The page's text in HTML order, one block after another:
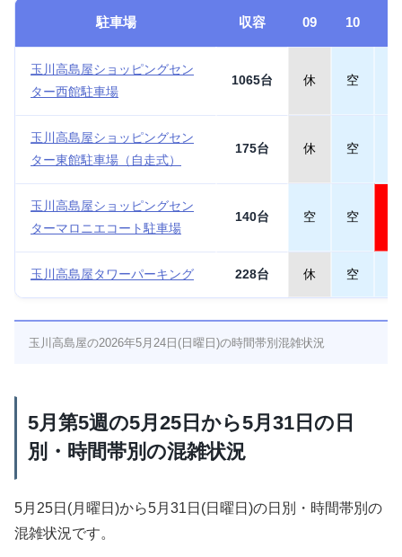
駐車場 収容 09 10
玉川高島屋ショッピングセン
ター西館駐車場
1065台 休 空
玉川高島屋ショッピングセン
ター東館駐車場（自走式）
175台 休 空
玉川高島屋ショッピングセン
ターマロニエコート駐車場
140台 空 空
玉川高島屋タワーパーキング 228台 休 空
玉川高島屋の2026年5月24日(日曜日)の時間帯別混雑状況
5月第5週の5月25日から5月31日の日
別・時間帯別の混雑状況
5月25日(月曜日)から5月31日(日曜日)の日別・時間帯別の
混雑状況です。